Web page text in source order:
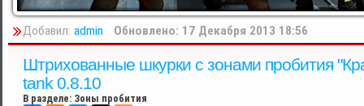
Добавил: admin Обновлено: 17 Декабря 2013 18:56
Штрихованные шкурки с зонами пробития
tank 0.8.10
В разделе: Зоны пробития